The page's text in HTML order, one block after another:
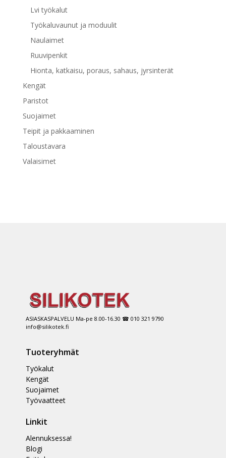
Lvi työkalut
Työkaluvaunut ja moduulit
Naulaimet
Ruuvipenkit
Hionta, katkaisu, poraus, sahaus, jyrsinterät
Kengät
Paristot
Suojaimet
Teipit ja pakkaaminen
Taloustavara
Valaisimet
ASIASKASPALVELU Ma-pe 8.00-16.30 ☎ 010 321 9790
info@silikotek.fi
Tuoteryhmät
Työkalut
Kengät
Suojaimet
Työvaatteet
Linkit
Alennuksessa!
Blogi